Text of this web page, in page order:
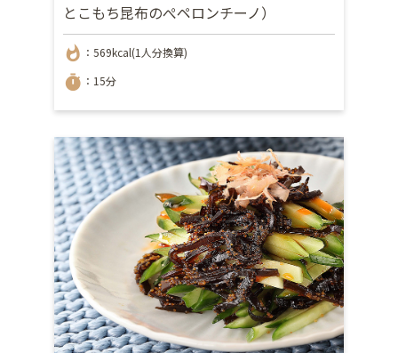
とこもち昆布のぺペロンチーノ）
whatshot ：569kcal(1人分換算)
timer ：15分